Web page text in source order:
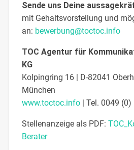
Sende uns Deine
mit Gehaltsvorstellung und
an: bewerbung@toctoc.info
TOC Agentur für
KG
Kolpingring 16 | D-82041
München
www.toctoc.info| Tel. 0049 (0)
Stellenanzeige als PDF:
Berater